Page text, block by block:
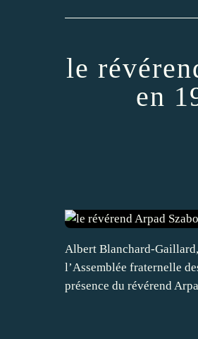
le
en
Albert Blanchard-
l’Assemblée fraternelle
présence du révérend